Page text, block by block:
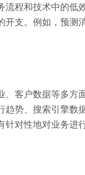
流程和技术中的低
开支。例如，预测
、客户数据等多方
趋势、搜索引擎数
对性地对业务进